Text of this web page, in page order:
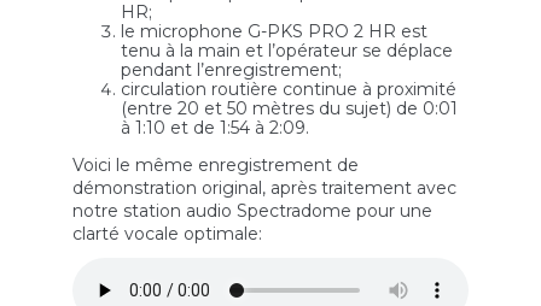
HR;
le microphone G-PKS PRO 2 HR est
tenu à la main et l’opérateur se déplace
pendant l’enregistrement;
circulation routière continue à proximité
(entre 20 et 50 mètres du sujet) de 0:01
à 1:10 et de 1:54 à 2:09.
Voici le même enregistrement de
démonstration original, après traitement avec
notre station audio Spectradome pour une
clarté vocale optimale: